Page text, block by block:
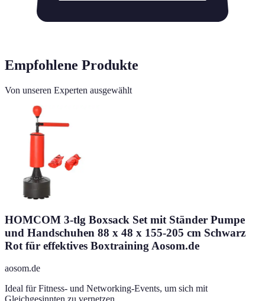
Empfohlene Produkte
Von unseren Experten ausgewählt
HOMCOM 3-tlg Boxsack Set mit Ständer Pumpe
und Handschuhen 88 x 48 x 155-205 cm Schwarz
Rot für effektives Boxtraining Aosom.de
aosom.de
Ideal für Fitness- und Networking-Events, um sich mit